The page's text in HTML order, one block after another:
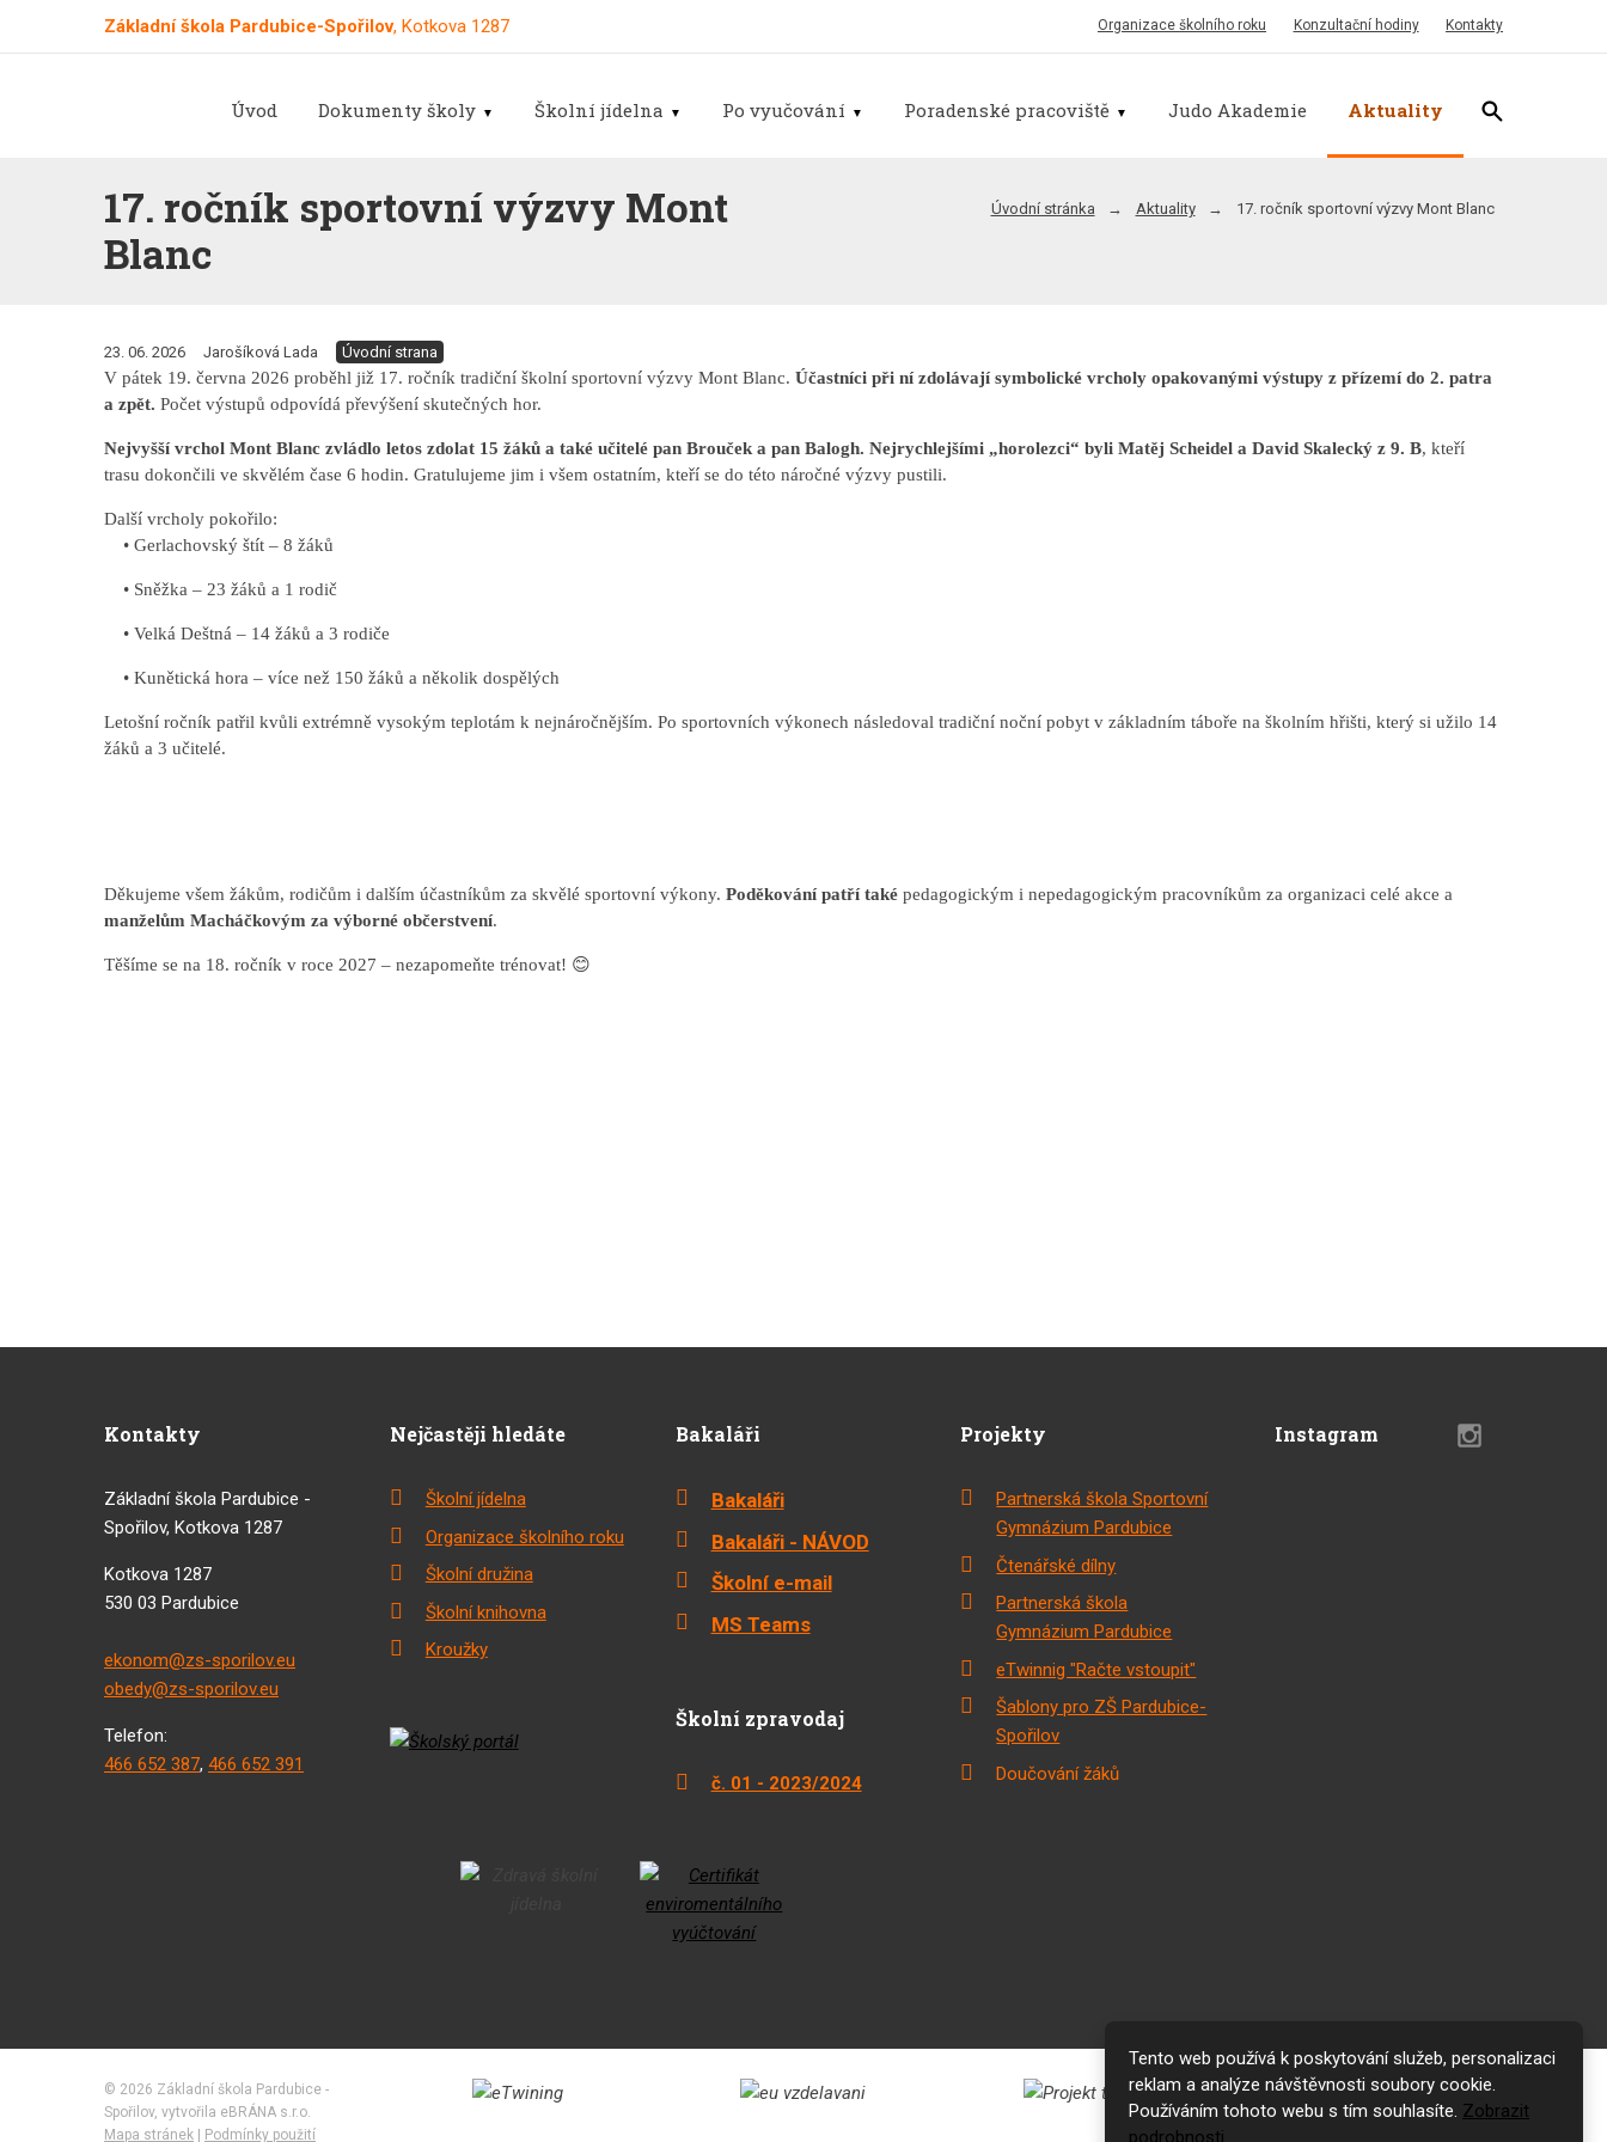
Organizace školního roku Konzultační hodiny Kontakty
Základní škola Pardubice-Spořilov, Kotkova 1287
Úvod Dokumenty školy Školní jídelna Po vyučování Poradenské pracoviště Judo Akademie Aktuality
17. ročník sportovní výzvy Mont
Blanc
Úvodní stránka Aktuality 17. ročník sportovní výzvy Mont Blanc
23. 06. 2026 Jarošíková Lada Úvodní strana
V pátek 19. června 2026 proběhl již 17. ročník tradiční školní sportovní výzvy Mont Blanc. Účastníci při ní zdolávají symbolické vrcholy opakovanými výstupy z přízemí do 2. patra
a zpět. Počet výstupů odpovídá převýšení skutečných hor.
Nejvyšší vrchol Mont Blanc zvládlo letos zdolat 15 žáků a také učitelé pan Brouček a pan Balogh. Nejrychlejšími „horolezci“ byli Matěj Scheidel a David Skalecký z 9. B, kteří
trasu dokončili ve skvělém čase 6 hodin. Gratulujeme jim i všem ostatním, kteří se do této náročné výzvy pustili.
Další vrcholy pokořilo:
• Gerlachovský štít – 8 žáků
• Sněžka – 23 žáků a 1 rodič
• Velká Deštná – 14 žáků a 3 rodiče
• Kunětická hora – více než 150 žáků a několik dospělých
Letošní ročník patřil kvůli extrémně vysokým teplotám k nejnáročnějším. Po sportovních výkonech následoval tradiční noční pobyt v základním táboře na školním hřišti, který si užilo 14
žáků a 3 učitelé.
Děkujeme všem žákům, rodičům i dalším účastníkům za skvělé sportovní výkony. Poděkování patří taképedagogickým i nepedagogickým pracovníkům za organizaci celé akce a
manželům Macháčkovým za výborné občerstvení.
Těšíme se na 18. ročník v roce 2027 – nezapomeňte trénovat! 😊
Kontakty
Základní škola Pardubice -
Spořilov, Kotkova 1287
Kotkova 1287
530 03 Pardubice
ekonom@zs-sporilov.eu
obedy@zs-sporilov.eu
Telefon:
466 652 387, 466 652 391
Nejčastěji hledáte
Školní jídelna
Organizace školního roku
Školní družina
Školní knihovna
Kroužky
Bakaláři
Bakaláři
Bakaláři - NÁVOD
Školní e-mail
MS Teams
Školní zpravodaj
č. 01 - 2023/2024
Projekty
Partnerská škola Sportovní
Gymnázium Pardubice
Čtenářské dílny
Partnerská škola
Gymnázium Pardubice
eTwinnig "Račte vstoupit"
Šablony pro ZŠ Pardubice-
Spořilov
Doučování žáků
Instagram
© 2026 Základní škola Pardubice -
Spořilov, vytvořila eBRÁNA s.r.o.
Mapa stránek| Podmínky použití
Tento web používá k poskytování služeb, personalizaci
reklam a analýze návštěvnosti soubory cookie.
Používáním tohoto webu s tím souhlasíte. Zobrazit
podrobnosti